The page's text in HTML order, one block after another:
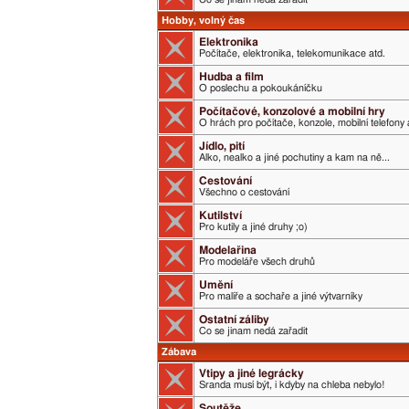
Hobby, volný čas
Elektronika
Počítače, elektronika, telekomunikace atd.
Hudba a film
O poslechu a pokoukáníčku
Počítačové, konzolové a mobilní hry
O hrách pro počítače, konzole, mobilní telefony
Jídlo, pití
Alko, nealko a jiné pochutiny a kam na ně...
Cestování
Všechno o cestování
Kutilství
Pro kutily a jiné druhy ;o)
Modelařina
Pro modeláře všech druhů
Umění
Pro malíře a sochaře a jiné výtvarníky
Ostatní záliby
Co se jinam nedá zařadit
Zábava
Vtipy a jiné legrácky
Sranda musí být, i kdyby na chleba nebylo!